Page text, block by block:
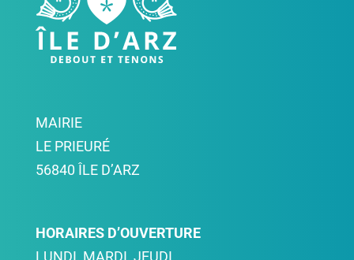
MAIRIE
LE PRIEURÉ
56840 ÎLE D’ARZ
HORAIRES D’OUVERTURE
LUNDI, MARDI, JEUDI